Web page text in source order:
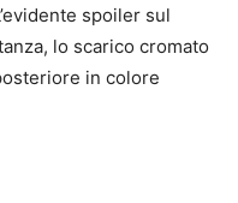
spoiler sul
lo scarico cromato
in colore